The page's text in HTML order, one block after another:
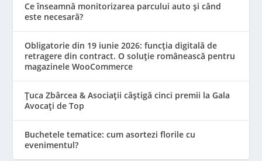
Ce înseamnă monitorizarea parcului auto și când
este necesară?
Obligatorie din 19 iunie 2026: funcția digitală de
retragere din contract. O soluție românească pentru
magazinele WooCommerce
Țuca Zbârcea & Asociații câștigă cinci premii la Gala
Avocați de Top
Buchetele tematice: cum asortezi florile cu
evenimentul?